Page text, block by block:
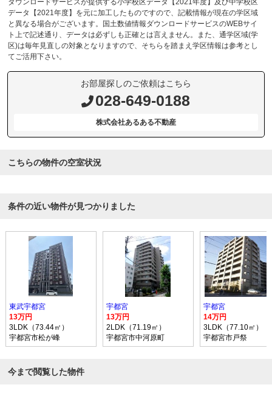
ダウンロードサービスが提供する小学校区データ【2021年度】及び中学校区
データ【2021年度】を元に加工したものですので、記載情報が現在の学区域
と異なる場合がございます。国土数値情報ダウンロードサービスのWEBサイ
ト上で記述通り、データは必ずしも正確とは言えません。また、通学区域(学
区)は毎年見直しの対象となりますので、そちらを踏まえ学区情報は参考とし
てご活用下さい。
お部屋探しのご依頼はこちら
028-649-0188
株式会社あるある不動産
こちらの物件の空室状況
条件の近い物件が見つかりました
東武宇都宮
13万円
3LDK（73.44㎡）
宇都宮市松が峰
宇都宮
13万円
2LDK（71.19㎡）
宇都宮市中河原町
宇都宮
14万円
3LDK（77.10㎡）
宇都宮市戸祭
今まで閲覧した物件